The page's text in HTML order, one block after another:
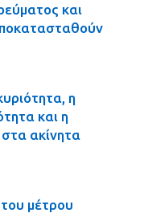
και
η
και η
στα ακίνητα
μέτρου